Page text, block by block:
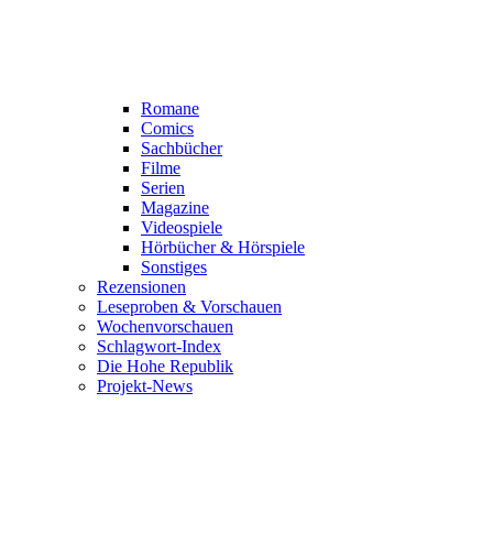
Romane
Comics
Sachbücher
Filme
Serien
Magazine
Videospiele
Hörbücher & Hörspiele
Sonstiges
Rezensionen
Leseproben & Vorschauen
Wochenvorschauen
Schlagwort-Index
Die Hohe Republik
Projekt-News